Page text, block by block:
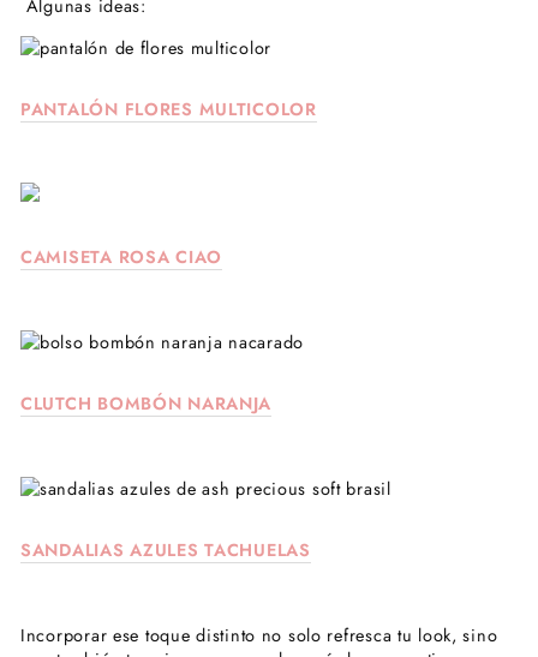
Algunas ideas:
PANTALÓN FLORES MULTICOLOR
CAMISETA ROSA CIAO
CLUTCH BOMBÓN NARANJA
SANDALIAS AZULES TACHUELAS
Incorporar ese toque distinto no solo refresca tu look, sino